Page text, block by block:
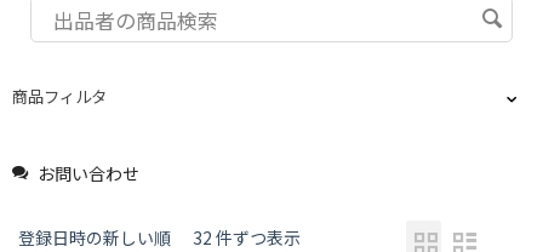
商品フィルタ
お問い合わせ
登録日時の新しい順
32 件ずつ表示